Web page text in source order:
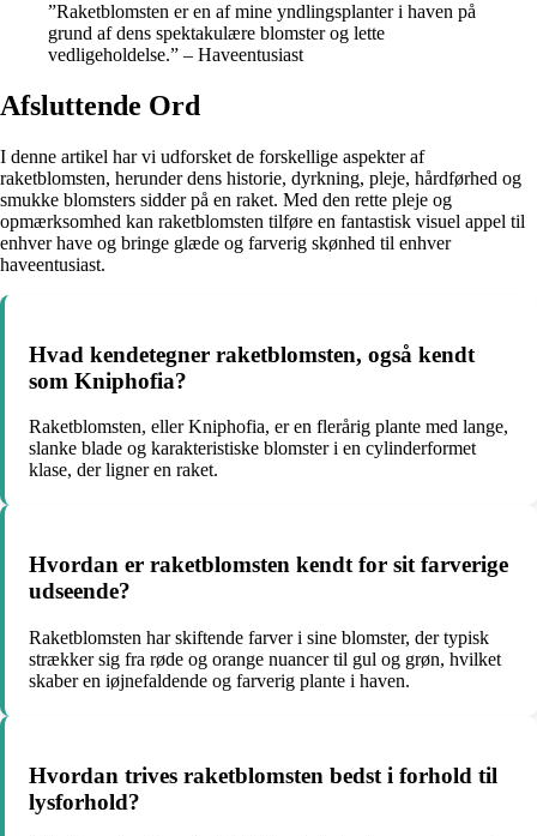
”Raketblomsten er en af mine yndlingsplanter i haven på
grund af dens spektakulære blomster og lette
vedligeholdelse.” – Haveentusiast
Afsluttende Ord
I denne artikel har vi udforsket de forskellige aspekter af
raketblomsten, herunder dens historie, dyrkning, pleje, hårdførhed og
smukke blomsters sidder på en raket. Med den rette pleje og
opmærksomhed kan raketblomsten tilføre en fantastisk visuel appel til
enhver have og bringe glæde og farverig skønhed til enhver
haveentusiast.
Hvad kendetegner raketblomsten, også kendt
som Kniphofia?
Raketblomsten, eller Kniphofia, er en flerårig plante med lange,
slanke blade og karakteristiske blomster i en cylinderformet
klase, der ligner en raket.
Hvordan er raketblomsten kendt for sit farverige
udseende?
Raketblomsten har skiftende farver i sine blomster, der typisk
strækker sig fra røde og orange nuancer til gul og grøn, hvilket
skaber en iøjnefaldende og farverig plante i haven.
Hvordan trives raketblomsten bedst i forhold til
lysforhold?